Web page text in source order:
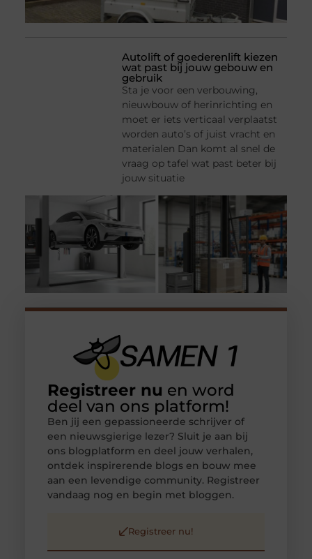
Autolift of goederenlift kiezen
wat past bij jouw gebouw en
gebruik
Sta je voor een verbouwing,
nieuwbouw of herinrichting en
moet er iets verticaal verplaatst
worden auto’s of juist vracht en
materialen Dan komt al snel de
vraag op tafel wat past beter bij
jouw situatie
Registreer nu en word
deel van ons platform!
Ben jij een gepassioneerde schrijver of
een nieuwsgierige lezer? Sluit je aan bij
ons blogplatform en deel jouw verhalen,
ontdek inspirerende blogs en bouw mee
aan een levendige community. Registreer
vandaag nog en begin met bloggen.
Registreer nu!